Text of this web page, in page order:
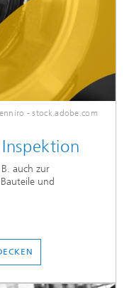
- stock.adobe.com
auch zur
und